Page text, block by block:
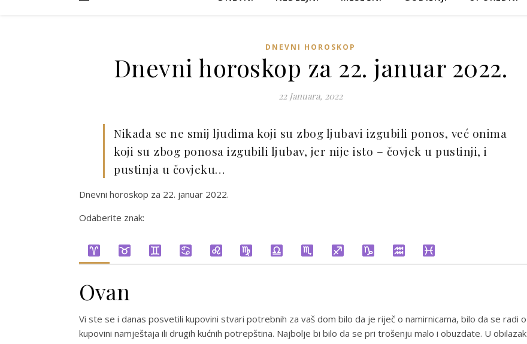
DNEVNI HOROSKOP
Dnevni horoskop za 22. januar 2022.
22 Januara, 2022
Nikada se ne smij ljudima koji su zbog ljubavi izgubili ponos, već onima
koji su zbog ponosa izgubili ljubav, jer nije isto – čovjek u pustinji, i
pustinja u čovjeku…
Dnevni horoskop za 22. januar 2022.
Odaberite znak:
Ovan
Vi ste se i danas posvetili kupovini stvari potrebnih za vaš dom bilo da je riječ o namirnicama, bilo da se radi o
kupovini namještaja ili drugih kućnih potrepština. Najbolje bi bilo da se pri trošenju malo i obuzdate. U obilazak